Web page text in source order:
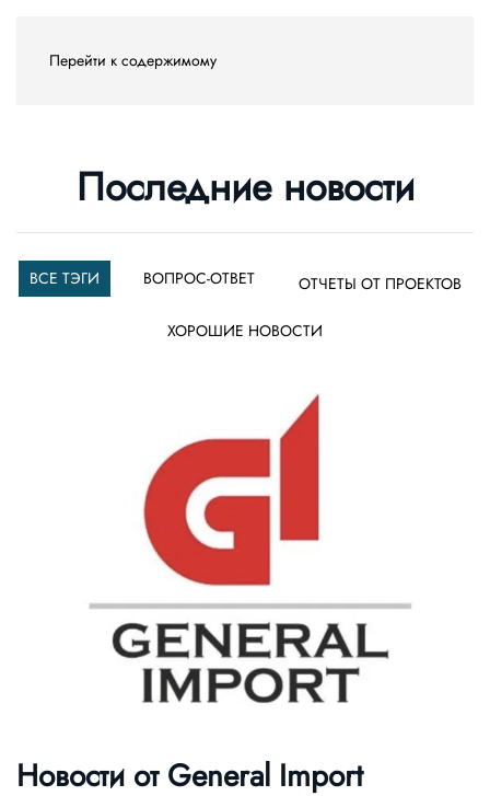
Перейти к содержимому
Последние новости
ВСЕ ТЭГИ ВОПРОС-ОТВЕТ ОТЧЕТЫ ОТ ПРОЕКТОВ
ХОРОШИЕ НОВОСТИ
Новости от General Import